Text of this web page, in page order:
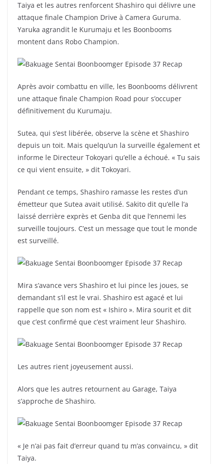
Taiya et les autres renforcent Shashiro qui délivre une
attaque finale Champion Drive à Camera Guruma.
Yaruka agrandit le Kurumaju et les Boonbooms
montent dans Robo Champion.
Après avoir combattu en ville, les Boonbooms délivrent
une attaque finale Champion Road pour s’occuper
définitivement du Kurumaju.
Sutea, qui s’est libérée, observe la scène et Shashiro
depuis un toit. Mais quelqu’un la surveille également et
informe le Directeur Tokoyari qu’elle a échoué. « Tu sais
ce qui vient ensuite, » dit Tokoyari.
Pendant ce temps, Shashiro ramasse les restes d’un
émetteur que Sutea avait utilisé. Sakito dit qu’elle l’a
laissé derrière exprès et Genba dit que l’ennemi les
surveille toujours. C’est un message que tout le monde
est surveillé.
Mira s’avance vers Shashiro et lui pince les joues, se
demandant s’il est le vrai. Shashiro est agacé et lui
rappelle que son nom est « Ishiro ». Mira sourit et dit
que c’est confirmé que c’est vraiment leur Shashiro.
Les autres rient joyeusement aussi.
Alors que les autres retournent au Garage, Taiya
s’approche de Shashiro.
« Je n’ai pas fait d’erreur quand tu m’as convaincu, » dit
Taiya.